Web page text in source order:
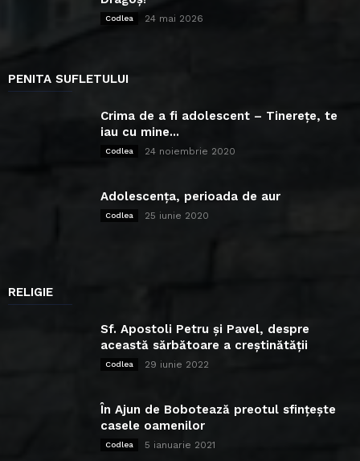
Codlea 24 mai 2026
PENITA SUFLETULUI
Crima de a fi adolescent – Tinerețe, te
iau cu mine...
Codlea 24 noiembrie 2020
Adolescența, perioada de aur
Codlea 25 iunie 2020
RELIGIE
Sf. Apostoli Petru și Pavel, despre
această sărbătoare a creștinătății
Codlea 29 iunie 2022
În Ajun de Bobotează preotul sfințește
casele oamenilor
Codlea 5 ianuarie 2021